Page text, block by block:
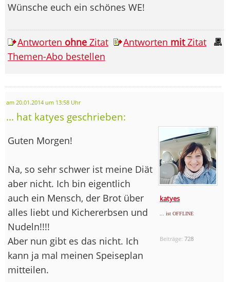
Wünsche euch ein schönes WE!
Antworten ohne Zitat Antworten mitZitat
Themen-Abo bestellen
am 20.01.2014 um 13:58 Uhr
... hat katyes geschrieben:
katyes
... ist OFFLINE
Beiträge:728
Guten Morgen!
Na, so sehr schwer ist meine Diät
aber nicht. Ich bin eigentlich
auch ein Mensch, der Brot über
alles liebt und Kichererbsen und
Nudeln!!!!
Aber nun gibt es das nicht. Ich
kann ja mal meinen Speiseplan
mitteilen.